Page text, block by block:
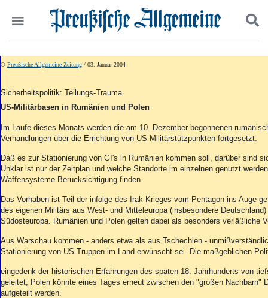
Start
Wer wir sind
Aktuelle Ausgabe
Abonnenten-Login
Politik
Wirtschaft
Panorama
Leben
Geschichte
Ostpreußen
Pommern
Berlin-Brandenburg
Schlesien
Danzig und Westpreußen
Bücher
Suchen und finden
© Preußische Allgemeine Zeitung / 03. Januar 2004
Sicherheitspolitik: Teilungs-Trauma
US-Militärbasen in Rumänien und Polen
Im Laufe dieses Monats werden die am 10. Dezember begonnenen
Verhandlungen über die Errichtung von US-Militärstützpunkten fortgesetzt.
Daß es zur Stationierung von GI's in Rumänien kommen soll, darüber sind
Unklar ist nur der Zeitplan und welche Standorte im einzelnen genutzt
Waffensysteme Berücksichtigung finden.
Das Vorhaben ist Teil der infolge des Irak-Krieges vom Pentagon ins Auge
des eigenen Militärs aus West- und Mitteleuropa (insbesondere
Südosteuropa. Rumänien und Polen gelten dabei als besonders verläßliche
Aus Warschau kommen - anders etwa als aus Tschechien -
Stationierung von US-Truppen im Land erwünscht sei. Die maßgeblichen
eingedenk der historischen Erfahrungen des späten 18. Jahrhunderts von
geleitet, Polen könnte eines Tages erneut zwischen den "großen Nachbarn"
aufgeteilt werden.